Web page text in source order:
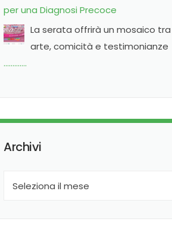
per una Diagnosi Precoce
La serata offrirà un mosaico tra
arte, comicità e testimonianze
………….
Archivi